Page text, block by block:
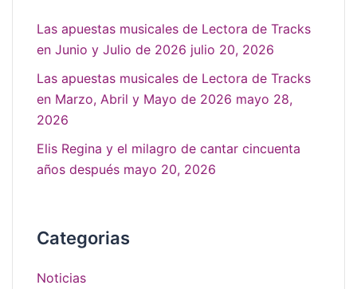
Las apuestas musicales de Lectora de Tracks
en Junio y Julio de 2026 julio 20, 2026
Las apuestas musicales de Lectora de Tracks
en Marzo, Abril y Mayo de 2026 mayo 28,
2026
Elis Regina y el milagro de cantar cincuenta
años después mayo 20, 2026
Categorias
Noticias